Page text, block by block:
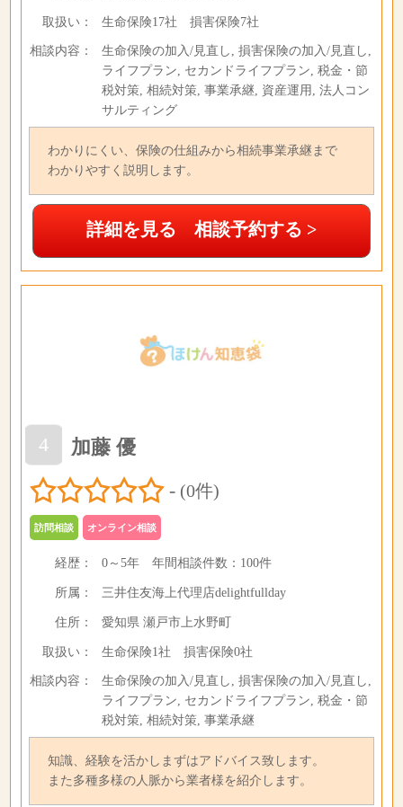
取扱い： 生命保険17社 損害保険7社
相談内容：
生命保険の加入/見直し, 損害保険の加入/見直し,
ライフプラン, セカンドライフプラン, 税金・節
税対策, 相続対策, 事業承継, 資産運用, 法人コン
サルティング
わかりにくい、保険の仕組みから相続事業承継まで
わかりやすく説明します。
詳細を見る 相談予約する >
4
加藤 優
- (0件)
訪問相談 オンライン相談
経歴： 0～5年年間相談件数： 100件
所属： 三井住友海上代理店delightfullday
住所： 愛知県 瀬戸市上水野町
取扱い： 生命保険1社 損害保険0社
相談内容：
生命保険の加入/見直し, 損害保険の加入/見直し,
ライフプラン, セカンドライフプラン, 税金・節
税対策, 相続対策, 事業承継
知識、経験を活かしまずはアドバイス致します。
また多種多様の人脈から業者様を紹介します。